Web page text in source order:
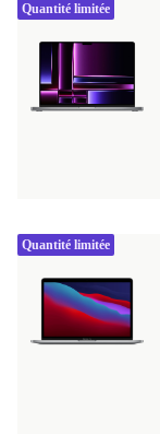
Quantité limitée
Quantité limitée